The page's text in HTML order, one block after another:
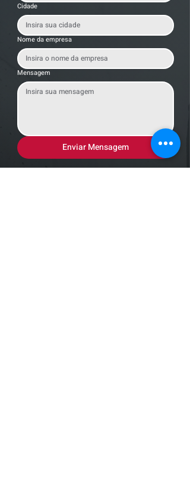
Cidade
Nome da empresa
Mensagem
Enviar Mensagem